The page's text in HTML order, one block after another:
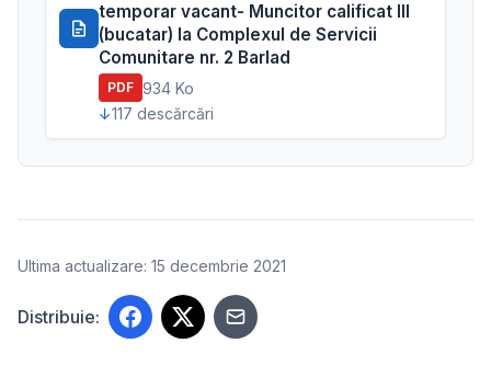
temporar vacant- Muncitor calificat III
(bucatar) la Complexul de Servicii
Comunitare nr. 2 Barlad
PDF 934 Ko
117 descărcări
Ultima actualizare: 15 decembrie 2021
Distribuie: